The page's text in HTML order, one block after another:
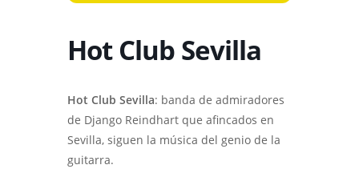
Hot Club Sevilla
Hot Club Sevilla: banda de admiradores
de Django Reindhart que afincados en
Sevilla, siguen la música del genio de la
guitarra.